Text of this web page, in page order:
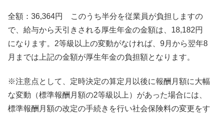
全額：36,364円 このうち半分を従業員が負担しますの
で、給与から天引きされる厚生年金の金額は、18,182円
になります。2等級以上の変動がなければ、9月から翌年8
月までは上記の金額が厚生年金の負担額となります。
※注意点として、定時決定の算定月以後に報酬月額に大幅
な変動（標準報酬月額の2等級以上）があった場合には、
標準報酬月額の改定の手続きを行い社会保険料の変更をす